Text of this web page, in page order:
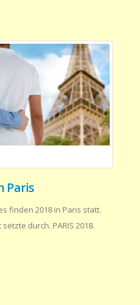
Paris
finden 2018 in Paris statt.
durch. PARIS 2018.